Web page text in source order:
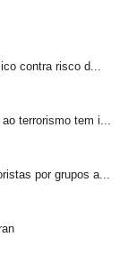
contra risco d...
terrorismo tem i...
por grupos a...